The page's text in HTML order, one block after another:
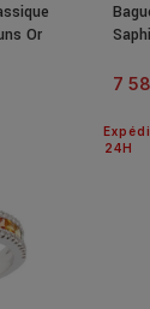
Or
7
24H